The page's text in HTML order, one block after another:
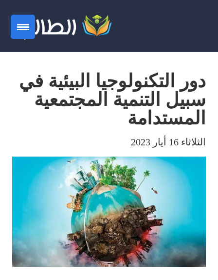
دور التكنولوجيا البيئية في
سبيل التنمية المجتمعية
المستدامة
الثلاثاء 16 أيار 2023